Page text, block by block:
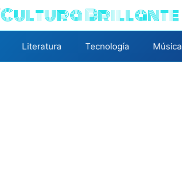
Cultura Brillante
Literatura Tecnología Música